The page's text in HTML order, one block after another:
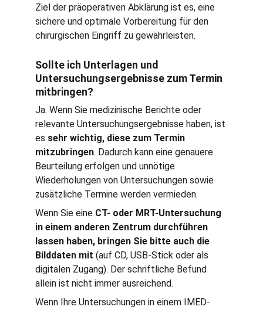
Ziel der präoperativen Abklärung ist es, eine
sichere und optimale Vorbereitung für den
chirurgischen Eingriff zu gewährleisten.
Sollte ich Unterlagen und
Untersuchungsergebnisse zum Termin
mitbringen?
Ja. Wenn Sie medizinische Berichte oder
relevante Untersuchungsergebnisse haben, ist
es sehr wichtig, diese zum Termin
mitzubringen. Dadurch kann eine genauere
Beurteilung erfolgen und unnötige
Wiederholungen von Untersuchungen sowie
zusätzliche Termine werden vermieden.
Wenn Sie eine CT- oder MRT-Untersuchung
in einem anderen Zentrum durchführen
lassen haben, bringen Sie bitte auch die
Bilddaten mit (auf CD, USB-Stick oder als
digitalen Zugang). Der schriftliche Befund
allein ist nicht immer ausreichend.
Wenn Ihre Untersuchungen in einem IMED-